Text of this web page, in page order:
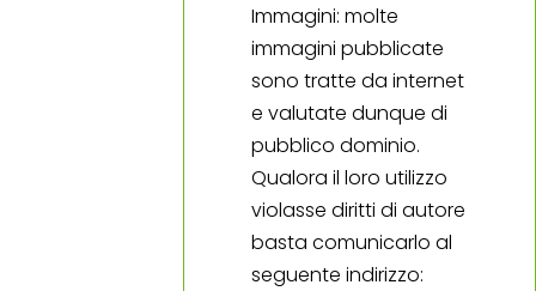
Immagini: molte
immagini pubblicate
sono tratte da internet
e valutate dunque di
pubblico dominio.
Qualora il loro utilizzo
violasse diritti di autore
basta comunicarlo al
seguente indirizzo: